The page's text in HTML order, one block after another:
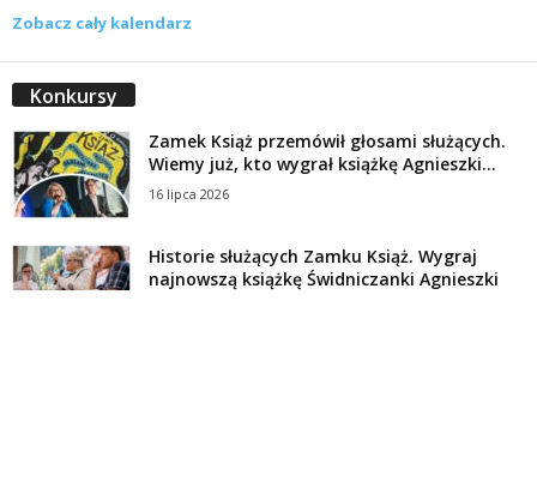
Zobacz cały kalendarz
Konkursy
Zamek Książ przemówił głosami służących.
Wiemy już, kto wygrał książkę Agnieszki...
16 lipca 2026
Historie służących Zamku Książ. Wygraj
najnowszą książkę Świdniczanki Agnieszki